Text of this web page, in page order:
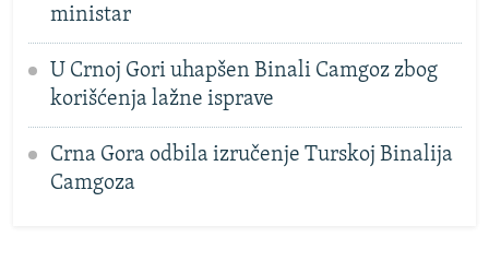
ministar
U Crnoj Gori uhapšen Binali Camgoz zbog
korišćenja lažne isprave
Crna Gora odbila izručenje Turskoj Binalija
Camgoza